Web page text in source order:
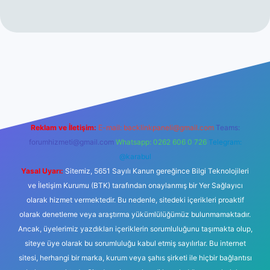
Reklam ve İletişim: E-mail: backlinkpaneli@gmail.com Teams:
forumhizmeti@gmail.com Whatsapp: 0262 606 0 726 Telegram:
@karabul
Yasal Uyarı: Sitemiz, 5651 Sayılı Kanun gereğince Bilgi Teknolojileri
ve İletişim Kurumu (BTK) tarafından onaylanmış bir Yer Sağlayıcı
olarak hizmet vermektedir. Bu nedenle, sitedeki içerikleri proaktif
olarak denetleme veya araştırma yükümlülüğümüz bulunmamaktadır.
Ancak, üyelerimiz yazdıkları içeriklerin sorumluluğunu taşımakta olup,
siteye üye olarak bu sorumluluğu kabul etmiş sayılırlar. Bu internet
sitesi, herhangi bir marka, kurum veya şahıs şirketi ile hiçbir bağlantısı